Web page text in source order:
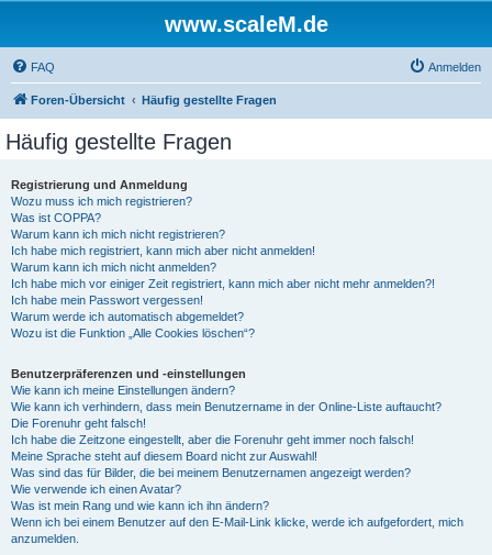
www.scaleM.de
FAQ Anmelden
Foren-Übersicht Häufig gestellte Fragen
Häufig gestellte Fragen
Registrierung und Anmeldung
Wozu muss ich mich registrieren?
Was ist COPPA?
Warum kann ich mich nicht registrieren?
Ich habe mich registriert, kann mich aber nicht anmelden!
Warum kann ich mich nicht anmelden?
Ich habe mich vor einiger Zeit registriert, kann mich aber nicht mehr anmelden?!
Ich habe mein Passwort vergessen!
Warum werde ich automatisch abgemeldet?
Wozu ist die Funktion „Alle Cookies löschen“?
Benutzerpräferenzen und -einstellungen
Wie kann ich meine Einstellungen ändern?
Wie kann ich verhindern, dass mein Benutzername in der Online-Liste auftaucht?
Die Forenuhr geht falsch!
Ich habe die Zeitzone eingestellt, aber die Forenuhr geht immer noch falsch!
Meine Sprache steht auf diesem Board nicht zur Auswahl!
Was sind das für Bilder, die bei meinem Benutzernamen angezeigt werden?
Wie verwende ich einen Avatar?
Was ist mein Rang und wie kann ich ihn ändern?
Wenn ich bei einem Benutzer auf den E-Mail-Link klicke, werde ich aufgefordert, mich
anzumelden.